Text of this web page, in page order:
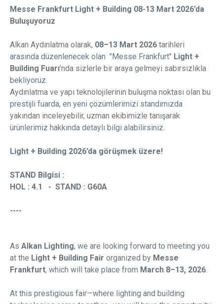
Messe Frankfurt Light + Building 08-13 Mart 2026’da
Buluşuyoruz
Alkan Aydınlatma olarak, 08–13 Mart 2026 tarihleri
arasında düzenlenecek olan "Messe Frankfurt" Light +
Building Fuarı’nda sizlerle bir araya gelmeyi sabırsızlıkla
bekliyoruz.
Aydınlatma ve yapı teknolojilerinin buluşma noktası olan bu
prestijli fuarda, en yeni çözümlerimizi standımızda
yakından inceleyebilir, uzman ekibimizle tanışarak
ürünlerimiz hakkında detaylı bilgi alabilirsiniz.
Light + Building 2026’da görüşmek üzere!
STAND Bilgisi :
HOL : 4.1 - STAND : G60A
----
As Alkan Lighting, we are looking forward to meeting you
at the Light + Building Fair organized by Messe
Frankfurt, which will take place from March 8–13, 2026
At this prestigious fair—where lighting and building